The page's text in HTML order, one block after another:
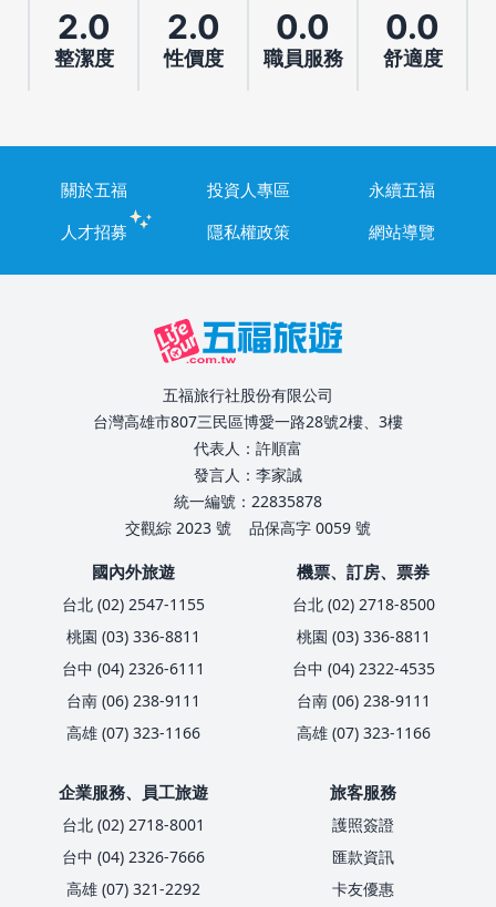
2.0
整潔度
2.0
性價度
0.0
職員服務
0.0
舒適度
關於五福 投資人專區
永續五福
人才招募
隱私權政策 網站導覽
五福旅行社股份有限公司
台灣高雄市807三民區博愛一路28號2樓、3樓
代表人：許順富
發言人：李家誠
統一編號：22835878
交觀綜 2023 號
品保高字 0059 號
國內外旅遊
台北 (02) 2547-1155
桃園 (03) 336-8811
台中 (04) 2326-6111
台南 (06) 238-9111
高雄 (07) 323-1166
機票、訂房、票券
台北 (02) 2718-8500
桃園 (03) 336-8811
台中 (04) 2322-4535
台南 (06) 238-9111
高雄 (07) 323-1166
企業服務、員工旅遊
台北 (02) 2718-8001
台中 (04) 2326-7666
高雄 (07) 321-2292
旅客服務
護照簽證
匯款資訊
卡友優惠